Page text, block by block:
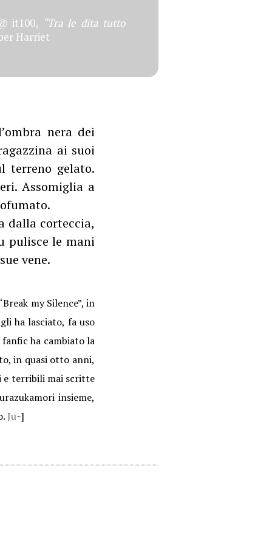
it100, “Tra le dita tutto
Harriet
nera dei
ai suoi
terreno gelato.
Assomiglia a
dalla corteccia,
pulisce le mani
vene.
my Silence”, in
ha lasciato, fa uso
ha cambiato la
in quasi otto anni,
e terribili mai scritte
insieme,
Ju~]